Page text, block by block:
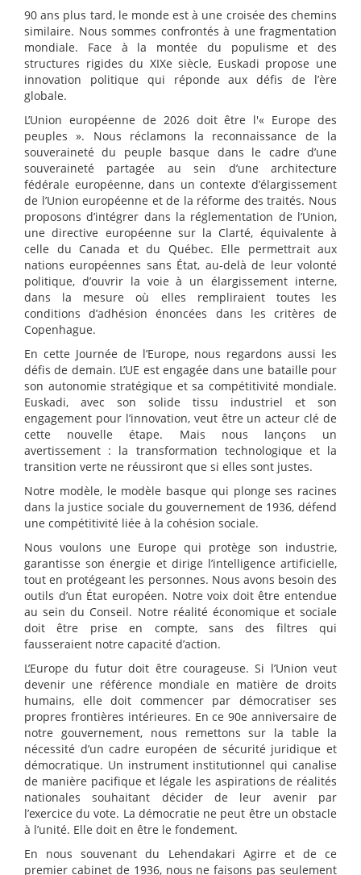
90 ans plus tard, le monde est à une croisée des chemins
similaire. Nous sommes confrontés à une fragmentation
mondiale. Face à la montée du populisme et des
structures rigides du XIXe siècle, Euskadi propose une
innovation politique qui réponde aux défis de l’ère
globale.
L’Union européenne de 2026 doit être l'« Europe des
peuples ». Nous réclamons la reconnaissance de la
souveraineté du peuple basque dans le cadre d’une
souveraineté partagée au sein d’une architecture
fédérale européenne, dans un contexte d’élargissement
de l’Union européenne et de la réforme des traités. Nous
proposons d’intégrer dans la réglementation de l’Union,
une directive européenne sur la Clarté, équivalente à
celle du Canada et du Québec. Elle permettrait aux
nations européennes sans État, au-delà de leur volonté
politique, d’ouvrir la voie à un élargissement interne,
dans la mesure où elles rempliraient toutes les
conditions d’adhésion énoncées dans les critères de
Copenhague.
En cette Journée de l’Europe, nous regardons aussi les
défis de demain. L’UE est engagée dans une bataille pour
son autonomie stratégique et sa compétitivité mondiale.
Euskadi, avec son solide tissu industriel et son
engagement pour l’innovation, veut être un acteur clé de
cette nouvelle étape. Mais nous lançons un
avertissement : la transformation technologique et la
transition verte ne réussiront que si elles sont justes.
Notre modèle, le modèle basque qui plonge ses racines
dans la justice sociale du gouvernement de 1936, défend
une compétitivité liée à la cohésion sociale.
Nous voulons une Europe qui protège son industrie,
garantisse son énergie et dirige l’intelligence artificielle,
tout en protégeant les personnes. Nous avons besoin des
outils d’un État européen. Notre voix doit être entendue
au sein du Conseil. Notre réalité économique et sociale
doit être prise en compte, sans des filtres qui
fausseraient notre capacité d’action.
L’Europe du futur doit être courageuse. Si l’Union veut
devenir une référence mondiale en matière de droits
humains, elle doit commencer par démocratiser ses
propres frontières intérieures. En ce 90e anniversaire de
notre gouvernement, nous remettons sur la table la
nécessité d’un cadre européen de sécurité juridique et
démocratique. Un instrument institutionnel qui canalise
de manière pacifique et légale les aspirations de réalités
nationales souhaitant décider de leur avenir par
l’exercice du vote. La démocratie ne peut être un obstacle
à l’unité. Elle doit en être le fondement.
En nous souvenant du Lehendakari Agirre et de ce
premier cabinet de 1936, nous ne faisons pas seulement